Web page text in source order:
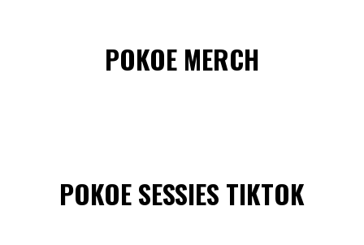
POKOE MERCH
POKOE SESSIES TIKTOK